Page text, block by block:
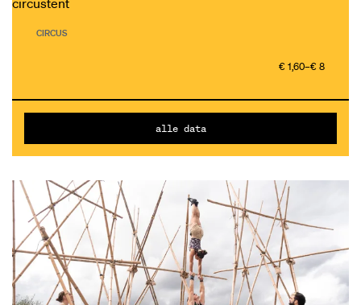
circustent
CIRCUS
€ 1,60–€ 8
alle data